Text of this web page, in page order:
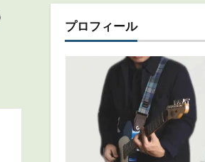
プロフィール